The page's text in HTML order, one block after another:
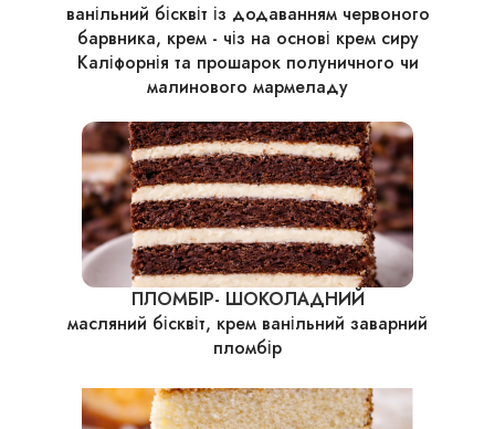
ванільний бісквіт із додаванням червоного
барвника, крем - чіз на основі крем сиру
Каліфорнія та прошарок полуничного чи
малинового мармеладу
ПЛОМБІР- ШОКОЛАДНИЙ
масляний бісквіт, крем ванільний заварний
пломбір